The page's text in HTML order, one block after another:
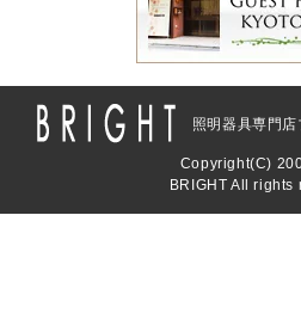
照明器具専門店
Copyright(C)
BRIGHT All rights